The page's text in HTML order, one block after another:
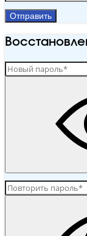
Отправить